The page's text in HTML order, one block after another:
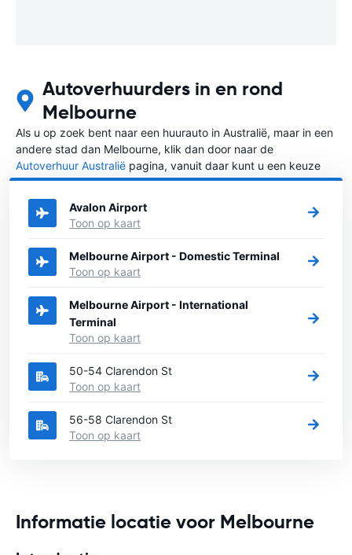
Autoverhuurders in en rond
Melbourne
Als u op zoek bent naar een huurauto in Australië, maar in een
andere stad dan Melbourne, klik dan door naar de
Autoverhuur Australië pagina, vanuit daar kunt u een keuze
maken in welke stad in Australië u een auto huren wilt.
Avalon Airport
Toon op kaart
Melbourne Airport - Domestic Terminal
Toon op kaart
Melbourne Airport - International
Terminal
Toon op kaart
50-54 Clarendon St
Toon op kaart
56-58 Clarendon St
Toon op kaart
Informatie locatie voor Melbourne